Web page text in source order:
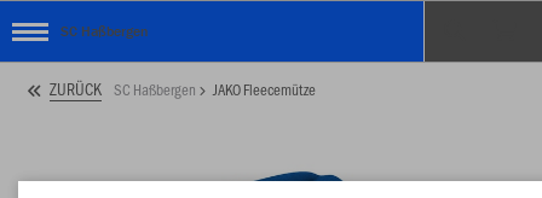
SC Haßbergen
ZURÜCK SC Haßbergen JAKO Fleecemütze